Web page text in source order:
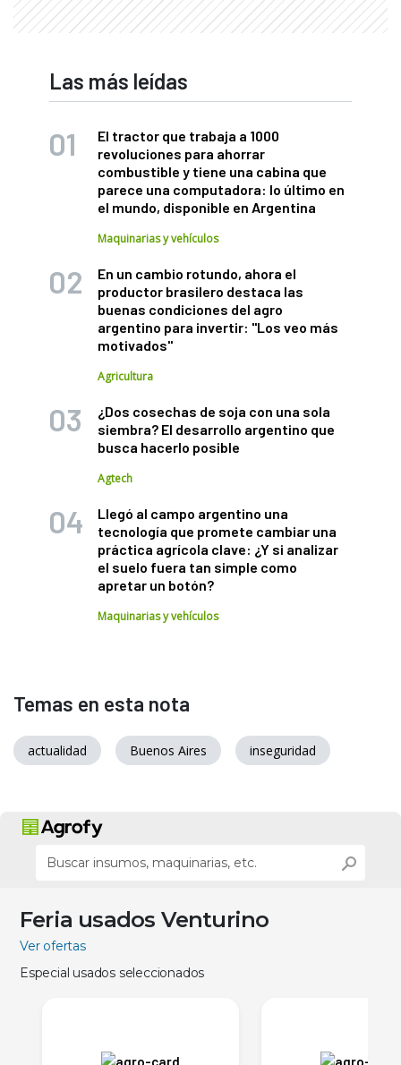
Las más leídas
El tractor que trabaja a 1000
revoluciones para ahorrar
combustible y tiene una cabina que
parece una computadora: lo último en
el mundo, disponible en Argentina
Maquinarias y vehículos
En un cambio rotundo, ahora el
productor brasilero destaca las
buenas condiciones del agro
argentino para invertir: "Los veo más
motivados"
Agricultura
¿Dos cosechas de soja con una sola
siembra? El desarrollo argentino que
busca hacerlo posible
Agtech
Llegó al campo argentino una
tecnología que promete cambiar una
práctica agrícola clave: ¿Y si analizar
el suelo fuera tan simple como
apretar un botón?
Maquinarias y vehículos
Temas en esta nota
actualidad Buenos Aires inseguridad
Feria usados Venturino
Ver ofertas
Especial usados seleccionados